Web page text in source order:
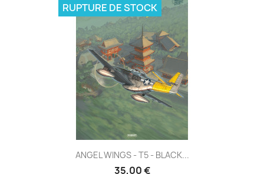
ANGEL WINGS - T5 - BLACK...
35,00 €
RUPTURE DE STOCK